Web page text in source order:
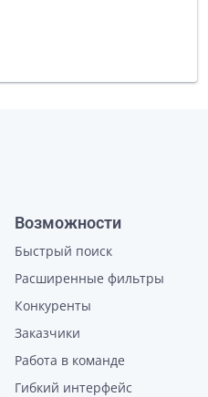
Возможности
Быстрый поиск
Расширенные фильтры
Конкуренты
Заказчики
Работа в команде
Гибкий интерфейс